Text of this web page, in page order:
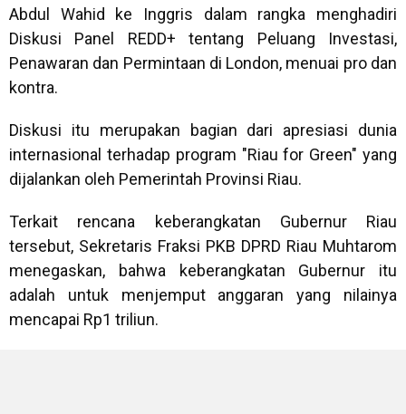
Abdul Wahid ke Inggris dalam rangka menghadiri
Diskusi Panel REDD+ tentang Peluang Investasi,
Penawaran dan Permintaan di London, menuai pro dan
kontra.
Diskusi itu merupakan bagian dari apresiasi dunia
internasional terhadap program "Riau for Green" yang
dijalankan oleh Pemerintah Provinsi Riau.
Terkait rencana keberangkatan Gubernur Riau
tersebut, Sekretaris Fraksi PKB DPRD Riau Muhtarom
menegaskan, bahwa keberangkatan Gubernur itu
adalah untuk menjemput anggaran yang nilainya
mencapai Rp1 triliun.